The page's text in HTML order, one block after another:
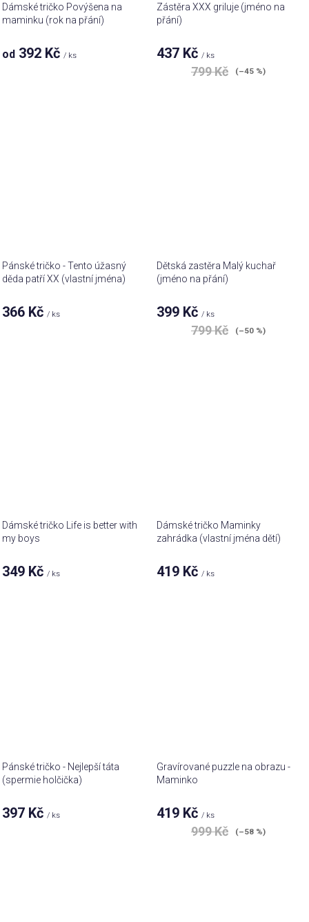
Dámské tričko Povýšena na
maminku (rok na přání)
od 392 Kč / ks
Zástěra XXX griluje (jméno na
přání)
437 Kč / ks
799 Kč (–45 %)
Pánské tričko - Tento úžasný
děda patří XX (vlastní jména)
366 Kč/ ks
Dětská zastěra Malý kuchař
(jméno na přání)
399 Kč/ ks
799 Kč (–50 %)
Dámské tričko Life is better with
my boys
349 Kč / ks
Dámské tričko Maminky
zahrádka (vlastní jména dětí)
419 Kč / ks
Pánské tričko - Nejlepší táta
(spermie holčička)
397 Kč/ ks
Gravírované puzzle na obrazu -
Maminko
419 Kč/ ks
999 Kč (–58 %)